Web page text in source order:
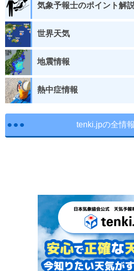
気象予報士のポイント解
世界天気
地震情報
熱中症情報
tenki.jpの全情